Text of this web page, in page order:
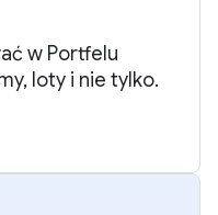
w Portfelu
loty i nie tylko.